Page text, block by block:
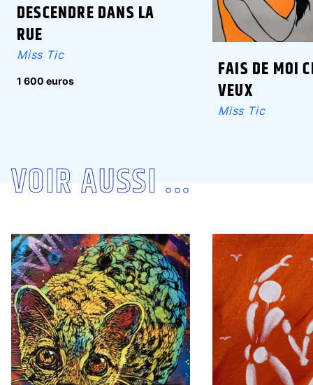
DESCENDRE DANS LA
RUE
Miss Tic
1 600 euros
FAIS DE MOI
VEUX
Miss Tic
VOIR AUSSI ...